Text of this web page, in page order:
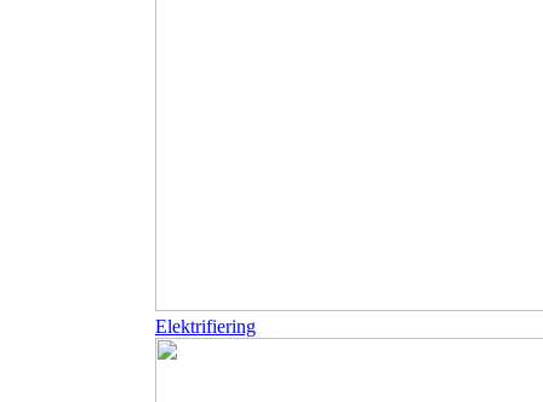
Elektrifiering